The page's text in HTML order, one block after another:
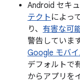
Android セキ
テクト によっ
り、 有害な可
警告していま
Google モバ
デフォルトで
からアプリを